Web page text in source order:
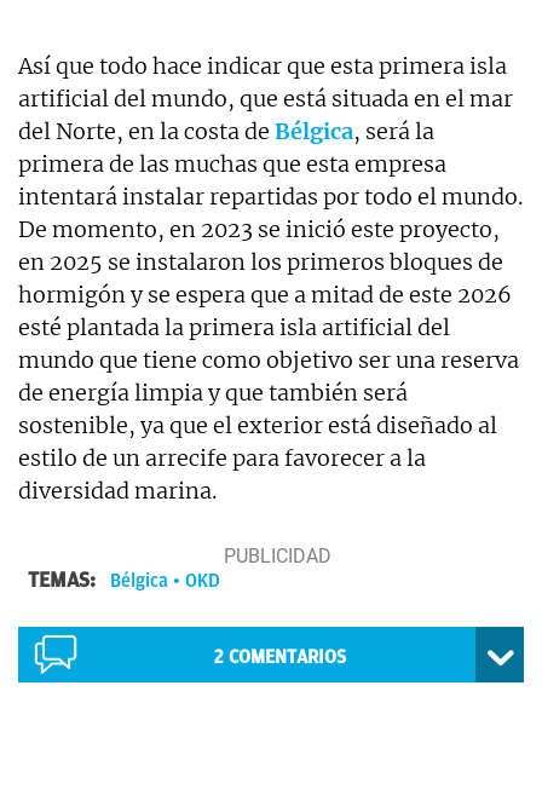
Así que todo hace indicar que esta primera isla
artificial del mundo, que está situada en el mar
del Norte, en la costa de Bélgica, será la
primera de las muchas que esta empresa
intentará instalar repartidas por todo el mundo.
De momento, en 2023 se inició este proyecto,
en 2025 se instalaron los primeros bloques de
hormigón y se espera que a mitad de este 2026
esté plantada la primera isla artificial del
mundo que tiene como objetivo ser una reserva
de energía limpia y que también será
sostenible, ya que el exterior está diseñado al
estilo de un arrecife para favorecer a la
diversidad marina.
TEMAS: Bélgica OKD
2 COMENTARIOS